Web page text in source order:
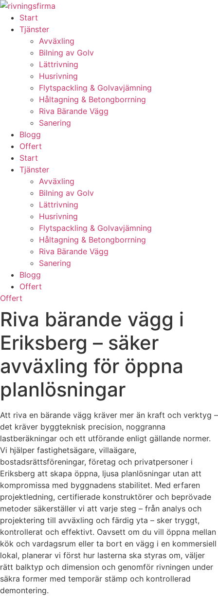
Skip
content
Start
Tjänster
Avväxling
Bilning av Golv
Lättrivning
Husrivning
Flytspackling & Golvavjämning
Håltagning & Betongborrning
Riva Bärande Vägg
Sanering
Blogg
Offert
Start
Tjänster
Avväxling
Bilning av Golv
Lättrivning
Husrivning
Flytspackling & Golvavjämning
Håltagning & Betongborrning
Riva Bärande Vägg
Sanering
Blogg
Offert
Offert
Riva bärande vägg i
Eriksberg – säker
avväxling för öppna
planlösningar
Att riva en bärande vägg kräver mer än kraft och verktyg –
det kräver byggteknisk precision, noggranna
lastberäkningar och ett utförande enligt gällande normer.
Vi hjälper fastighetsägare, villaägare,
bostadsrättsföreningar, företag och privatpersoner i
Eriksberg att skapa öppna, ljusa planlösningar utan att
kompromissa med byggnadens stabilitet. Med erfaren
projektledning, certifierade konstruktörer och beprövade
metoder säkerställer vi att varje steg – från analys och
projektering till avväxling och färdig yta – sker tryggt,
kontrollerat och effektivt. Oavsett om du vill öppna mellan
kök och vardagsrum eller ta bort en vägg i en kommersiell
lokal, planerar vi först hur lasterna ska styras om, väljer
rätt balktyp och dimension och genomför rivningen under
säkra former med temporär stämp och kontrollerad
demontering.